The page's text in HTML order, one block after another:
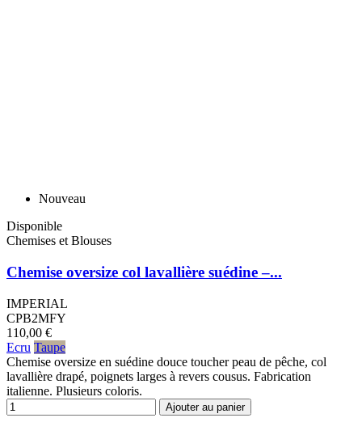
Nouveau
Disponible
Chemises et Blouses
Chemise oversize col lavallière suédine –...
IMPERIAL
CPB2MFY
110,00 €
Ecru Taupe
Chemise oversize en suédine douce toucher peau de pêche, col
lavallière drapé, poignets larges à revers cousus. Fabrication
italienne. Plusieurs coloris.
Ajouter au panier